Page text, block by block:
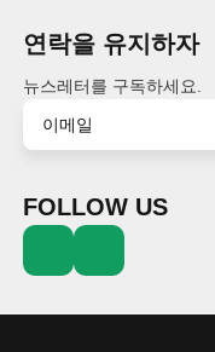
연락을 유지하자
뉴스레터를 구독하세요.
FOLLOW US